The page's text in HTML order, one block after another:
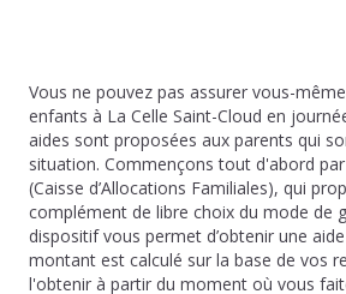
Vous ne pouvez pas assurer vous-
enfants à La Celle Saint-Cloud en
aides sont proposées aux parents qui
situation. Commençons tout d'abord
(Caisse d’Allocations Familiales), qui
complément de libre choix du mode de
dispositif vous permet d’obtenir une
montant est calculé sur la base de vos
l'obtenir à partir du moment où vous